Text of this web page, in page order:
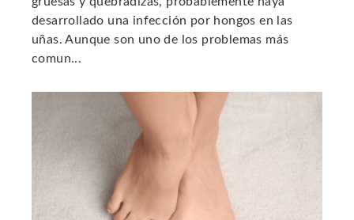
desarrollado una infección por hongos en las
uñas. Aunque son uno de los problemas más
comun...